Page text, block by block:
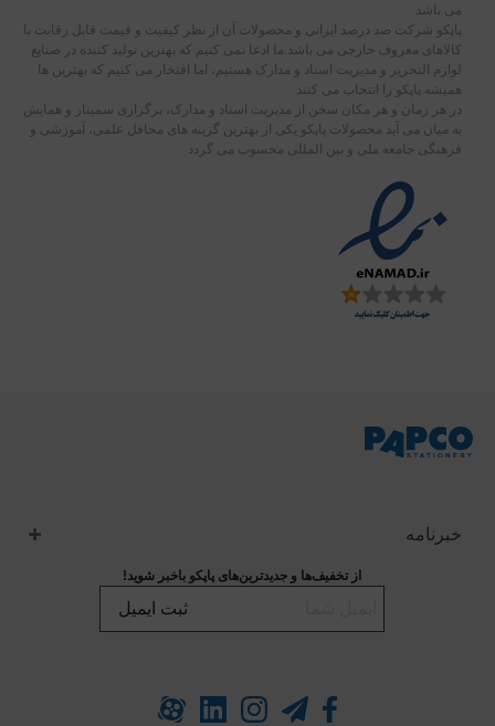
می باشد
پاپکو شرکت صد درصد ایرانی و محصولات آن از نظر کیفیت و قیمت قابل رقابت با
کالاهای معروف خارجی می باشد.ما ادعا نمی کنیم که بهترین تولید کننده در صنایع
لوازم التحریر و مدیریت اسناد و مدارک هستیم، اما افتخار می کنیم که بهترین ها
همیشه پاپکو را انتخاب می کنند
در هر زمان و هر مکان سخن از مدیریت اسناد و مدارک، برگزاری سمینار و همایش
به میان می آید محصولات پاپکو یکی از بهترین گزینه های محافل علمی، آموزشی و
فرهنگی جامعه ملی و بین المللی محسوب می گردد
خبرنامه
از تخفیف‌ها و جدیدترین‌های پاپکو باخبر شوید!
ثبت ایمیل